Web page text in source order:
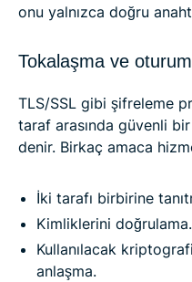
onu yalnızca doğru
Tokalaşma ve
TLS/SSL gibi şifreleme
taraf arasında güvenli
denir. Birkaç amaca
İki tarafı birbirine
Kimliklerini doğrulama.
Kullanılacak
anlaşma.